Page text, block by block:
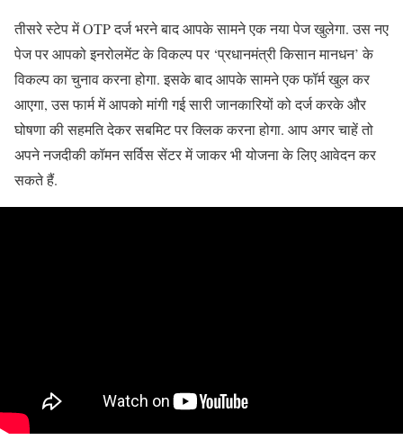
तीसरे स्टेप में OTP दर्ज भरने बाद आपके सामने एक नया पेज खुलेगा. उस नए
पेज पर आपको इनरोलमेंट के विकल्प पर ‘प्रधानमंत्री किसान मानधन’ के
विकल्प का चुनाव करना होगा. इसके बाद आपके सामने एक फॉर्म खुल कर
आएगा, उस फार्म में आपको मांगी गई सारी जानकारियों को दर्ज करके और
घोषणा की सहमति देकर सबमिट पर क्लिक करना होगा. आप अगर चाहें तो
अपने नजदीकी कॉमन सर्विस सेंटर में जाकर भी योजना के लिए आवेदन कर
सकते हैं.